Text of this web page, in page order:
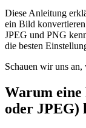
Diese Anleitung
ein Bild
JPEG und PNG
die besten
Schauen wir uns an,
Warum
oder JPEG)